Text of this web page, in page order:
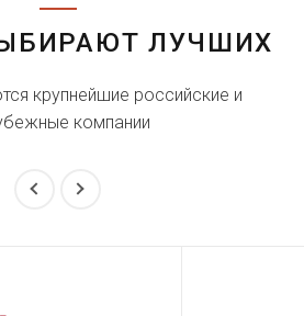
ЛУЧШИХ
крупнейшие российские и
компании